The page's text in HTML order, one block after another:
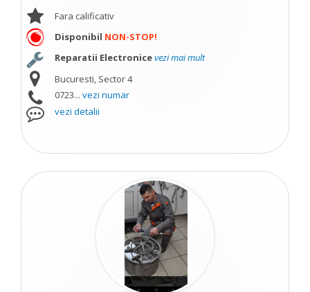
Fara calificativ
Disponibil NON-STOP!
Reparatii Electronicevezi mai mult
Bucuresti, Sector 4
0723... vezi numar
vezi detalii